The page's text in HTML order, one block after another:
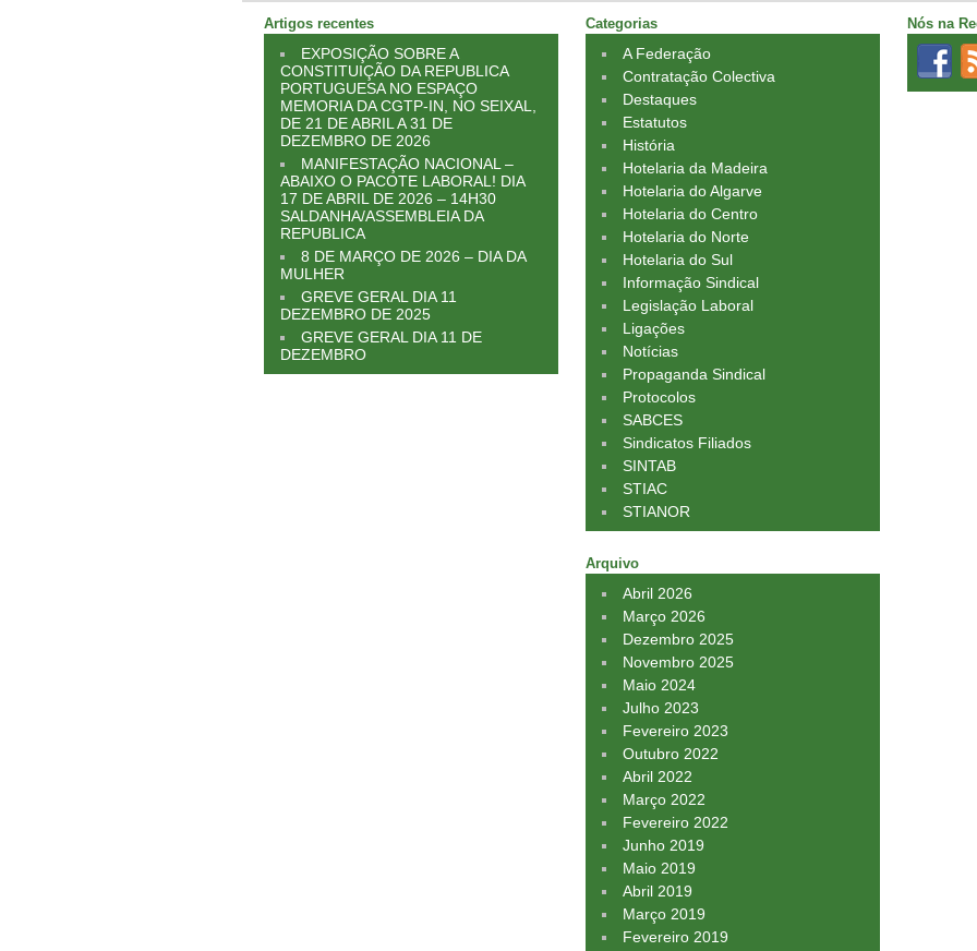
Artigos recentes
EXPOSIÇÃO SOBRE A
CONSTITUIÇÃO DA REPUBLICA
PORTUGUESA NO ESPAÇO
MEMORIA DA CGTP-IN, NO SEIXAL,
DE 21 DE ABRIL A 31 DE
DEZEMBRO DE 2026
MANIFESTAÇÃO NACIONAL –
ABAIXO O PACOTE LABORAL! DIA
17 DE ABRIL DE 2026 – 14H30
SALDANHA/ASSEMBLEIA DA
REPUBLICA
8 DE MARÇO DE 2026 – DIA DA
MULHER
GREVE GERAL DIA 11
DEZEMBRO DE 2025
GREVE GERAL DIA 11 DE
DEZEMBRO
Nós na
Categorias
A Federação
Contratação Colectiva
Destaques
Estatutos
História
Hotelaria da Madeira
Hotelaria do Algarve
Hotelaria do Centro
Hotelaria do Norte
Hotelaria do Sul
Informação Sindical
Legislação Laboral
Ligações
Notícias
Propaganda Sindical
Protocolos
SABCES
Sindicatos Filiados
SINTAB
STIAC
STIANOR
Arquivo
Abril 2026
Março 2026
Dezembro 2025
Novembro 2025
Maio 2024
Julho 2023
Fevereiro 2023
Outubro 2022
Abril 2022
Março 2022
Fevereiro 2022
Junho 2019
Maio 2019
Abril 2019
Março 2019
Fevereiro 2019